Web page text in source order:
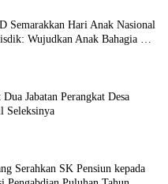
Semarakkan Hari Anak Nasional
Wujudkan Anak Bahagia dan
Jabatan Perangkat Desa
Seleksinya
Serahkan SK Pensiun kepada